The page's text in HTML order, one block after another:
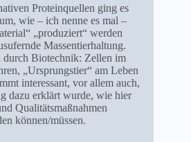
Proteinquellen ging es
wie – ich nenne es mal –
„produziert“ werden
Massentierhaltung.
durch Biotechnik: Zellen im
„Ursprungstier“ am Leben
interessant, vor allem auch,
dazu erklärt wurde, wie hier
Qualitätsmaßnahmen
können/müssen.